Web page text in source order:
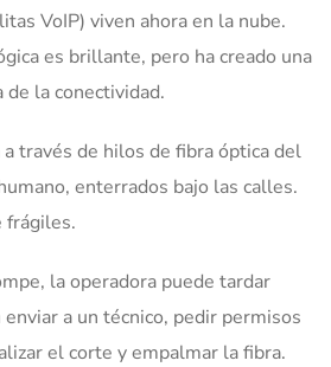
VoIP) viven ahora en la nube.
es brillante, pero ha creado una
la conectividad.
a través de hilos de fibra óptica del
enterrados bajo las calles.
frágiles.
la operadora puede tardar
a un técnico, pedir permisos
el corte y empalmar la fibra.